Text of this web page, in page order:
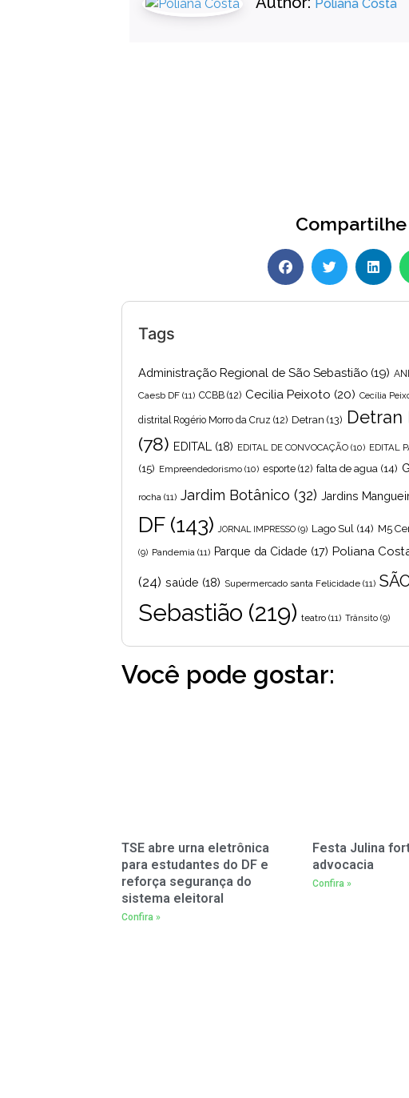
Poliana Costa
Tags
Administração Regional de São Sebastião (19)
Caesb DF (11) CCBB (12) Cecilia Peixoto (20) Cecília
distrital Rogério Morro da Cruz (12) Detran (13) Detran
(78) EDITAL (18) EDITAL DE CONVOCAÇÃO (10) EDITAL
(15) Empreendedorismo (10) esporte (12) falta de agua (14)
rocha (11) Jardim Botânico (32) Jardins
DF(143) JORNAL IMPRESSO (9) Lago Sul (14) M5
(9) Pandemia (11) Parque da Cidade (17) Poliana
(24) saúde (18) Supermercado santa Felicidade (11)
Sebastião (219) teatro (11) Trânsito (9)
Você pode gostar:
TSE abre urna eletrônica
para estudantes do DF e
reforça segurança do
sistema eleitoral
Confira »
Festa Julina
advocacia
Confira »